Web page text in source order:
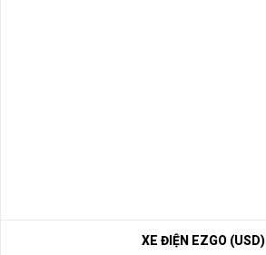
XE ĐIỆN EZGO (USD)